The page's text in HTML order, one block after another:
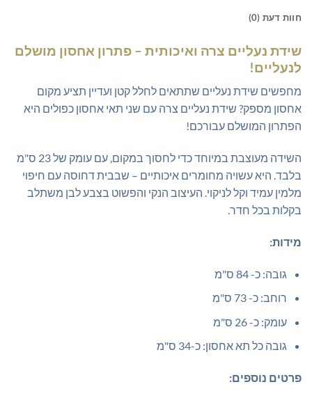
חוות דעת (0)
שידת נעליים צרה ואיכותית – פתרון אחסון מושלם
לנעליים!
מחפשים שידת נעליים שתתאים לחלל קטן ועדיין תציע מקום
אחסון מספק? שידת נעליים צרה עם שני תאי אחסון כפולים היא
הפתרון המושלם עבורכם!
השידה מעוצבת במיוחד כדי לחסוך במקום, עם עומק של 23 ס"מ
בלבד. היא עשויה מחומרים איכותיים – שבבית דחוסה עם חיפוי
מלמין עמיד וקל לניקוי. העיצוב הנקי והפשוט בצבע לבן משתלב
בקלות בכל חדר.
מידות:
גובה: כ- 84 ס"מ
רוחב: כ- 73 ס"מ
עומק: כ- 26 ס"מ
גובה כל תא אחסון: כ-34 ס"מ
פרטים נוספים: